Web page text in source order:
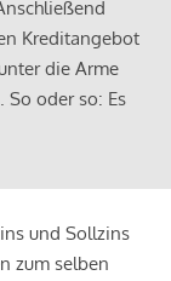
Kreditangebot
die Arme
oder so: Es
und Sollzins
zum selben